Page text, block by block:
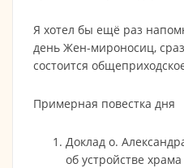
Я хотел бы ещё раз
день Жен-мироносиц,
состоится
Примерная повестка дня
Доклад о.
об устройстве храма